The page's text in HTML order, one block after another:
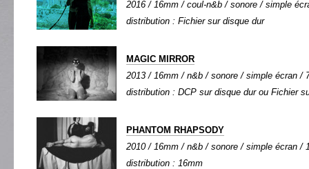
2016 / 16mm / coul-n&b / sonore / simple
distribution : Fichier sur disque dur
MAGIC MIRROR
2013 / 16mm / n&b / sonore / simple écran /
distribution : DCP sur disque dur ou Fichier
PHANTOM RHAPSODY
2010 / 16mm / n&b / sonore / simple écran /
distribution : 16mm